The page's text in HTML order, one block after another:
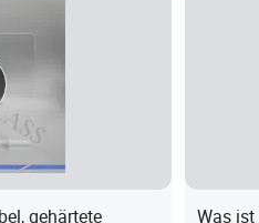
usw.
gehärtete
Was ist